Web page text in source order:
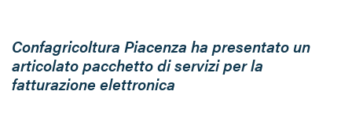
Confagricoltura Piacenza ha presentato un
articolato pacchetto di servizi per la
fatturazione elettronica